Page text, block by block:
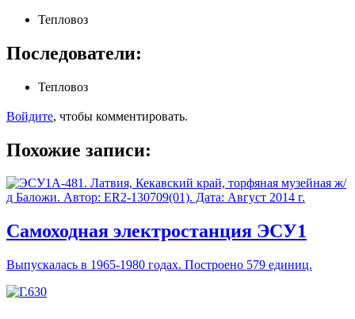
Тепловоз
Последователи:
Тепловоз
Войдите, чтобы комментировать.
Похожие записи:
Самоходная электростанция ЭСУ1
Выпускалась в 1965-1980 годах. Построено 579 единиц.